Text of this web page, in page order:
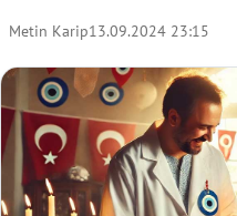
Metin Karip13.09.2024 23:15